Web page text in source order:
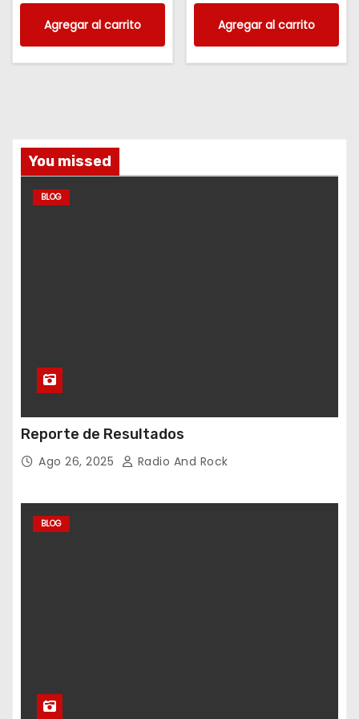
Agregar al carrito Agregar al carrito
You missed
BLOG
Reporte de Resultados
Ago 26, 2025 Radio And Rock
BLOG